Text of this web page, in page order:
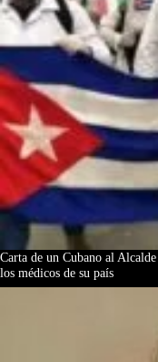
Carta de un Cubano al
los médicos de su país